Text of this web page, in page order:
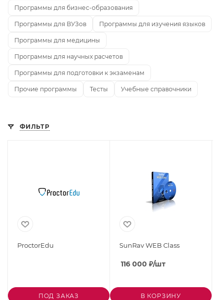
Программы для бизнес-образования
Программы для ВУЗов Программы для изучения языков
Программы для медицины
Программы для научных расчетов
Программы для подготовки к экзаменам
Прочие программы Тесты Учебные справочники
ФИЛЬТР
ProctorEdu
ПОД ЗАКАЗ
SunRav WEB Class
116 000 ₽/шт
В КОРЗИНУ